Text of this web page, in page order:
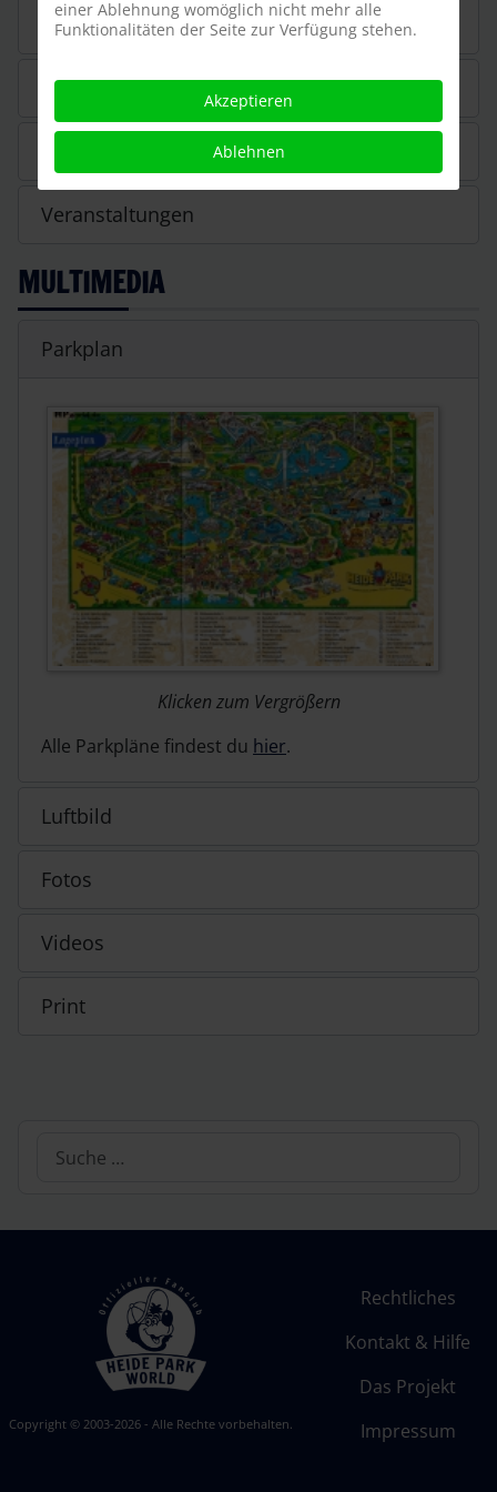
weißen Anstrich.
Öffnungszeiten & Eintrittspreise
Neuheiten & Veränderungen
Veranstaltungen
MULTIMEDIA
Parkplan
Klicken zum Vergrößern
Alle Parkpläne findest du hier.
Luftbild
Fotos
Videos
Print
Suchen
Copyright © 2003-2026 - Alle Rechte vorbehalten.
Rechtliches
Kontakt & Hilfe
Das Projekt
Impressum
einer Ablehnung womöglich nicht mehr alle
Funktionalitäten der Seite zur Verfügung stehen.
Akzeptieren
Ablehnen